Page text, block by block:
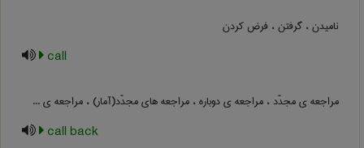
نامیدن ، گرفتن ، فرض کردن
call
مراجعه ی مجدّد ، مراجعه ی دوباره ، مراجعه های مجدّد(آمار) ، مراجعه ی ...
call back